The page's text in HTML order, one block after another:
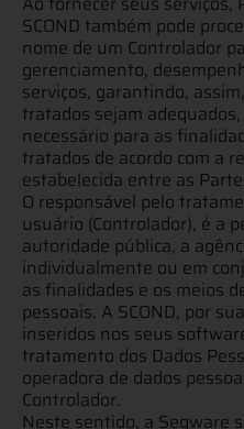
SCOND também pode
nome de um Controlador
gerenciamento,
serviços, garantindo,
tratados sejam
necessário para as
tratados de acordo com a
estabelecida entre as
O responsável pelo
usuário (Controlador), é a
autoridade pública, a
individualmente ou em
as finalidades e os meios
pessoais. A SCOND, por
inseridos nos seus
tratamento dos Dados
operadora de dados
Controlador.
Neste sentido, a Segware